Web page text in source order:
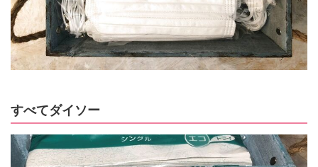
すべてダイソー